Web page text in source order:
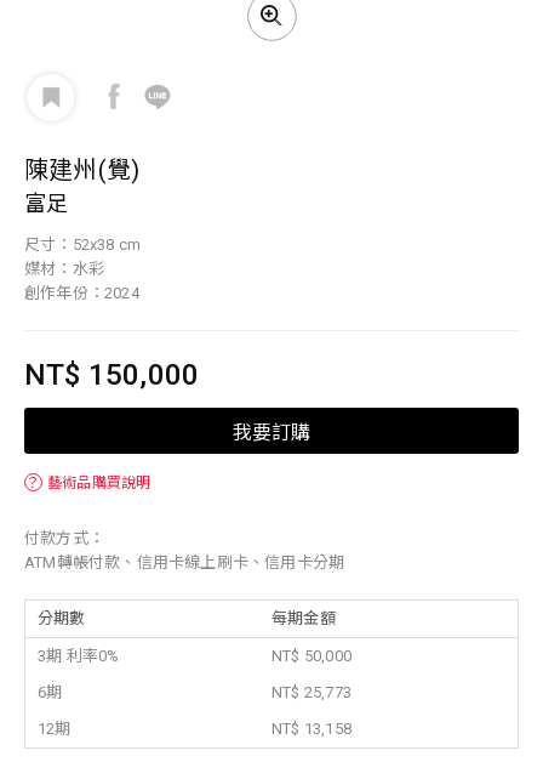
陳建州(覺)
富足
尺寸：52x38 cm
媒材：水彩
創作年份：2024
NT$ 150,000
我要訂購
？ 藝術品購買說明
付款方式：
ATM轉帳付款、信用卡線上刷卡、信用卡分期
分期數 每期金額
3期 利率0%
NT$ 50,000
6期
NT$ 25,773
12期
NT$ 13,158